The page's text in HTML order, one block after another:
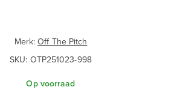
Merk: Off The Pitch
SKU: OTP251023-998
Op voorraad